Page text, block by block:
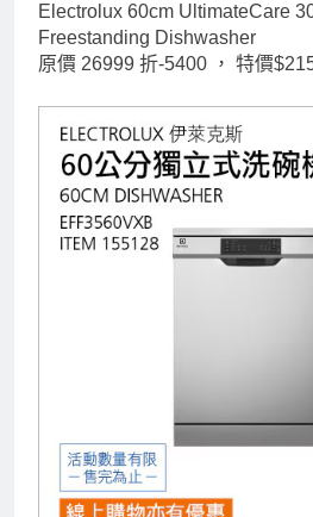
Electrolux 60cm UltimateCare
Freestanding Dishwasher
原價 26999 折-5400 ， 特價